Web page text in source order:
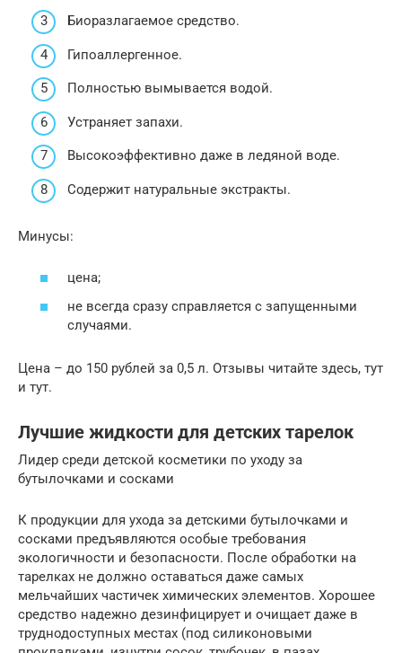
Биоразлагаемое средство.
Гипоаллергенное.
Полностью вымывается водой.
Устраняет запахи.
Высокоэффективно даже в ледяной воде.
Содержит натуральные экстракты.
Минусы:
цена;
не всегда сразу справляется с запущенными
случаями.
Цена – до 150 рублей за 0,5 л. Отзывы читайте здесь, тут
и тут.
Лучшие жидкости для детских тарелок
Лидер среди детской косметики по уходу за
бутылочками и сосками
К продукции для ухода за детскими бутылочками и
сосками предъявляются особые требования
экологичности и безопасности. После обработки на
тарелках не должно оставаться даже самых
мельчайших частичек химических элементов. Хорошее
средство надежно дезинфицирует и очищает даже в
труднодоступных местах (под силиконовыми